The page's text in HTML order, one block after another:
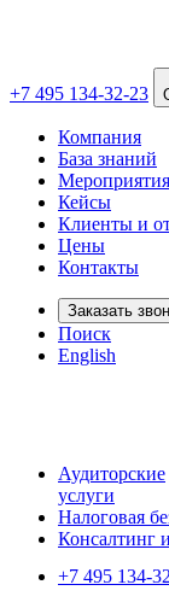
+7 495 134-32-23
Компания
База знаний
Мероприятия
Кейсы
Клиенты и
Цены
Контакты
Заказать
Поиск
English
Аудиторские
услуги
Налоговая
Консалтинг
+7 495 134-